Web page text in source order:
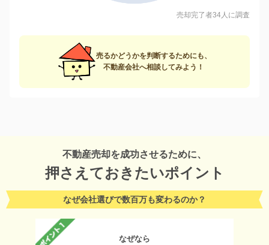
売却完了者34人に調査
売るかどうかを判断するためにも、
不動産会社へ相談してみよう！
不動産売却を成功させるために、
押さえておきたいポイント
なぜ会社選びで数百万も変わるのか？
なぜなら